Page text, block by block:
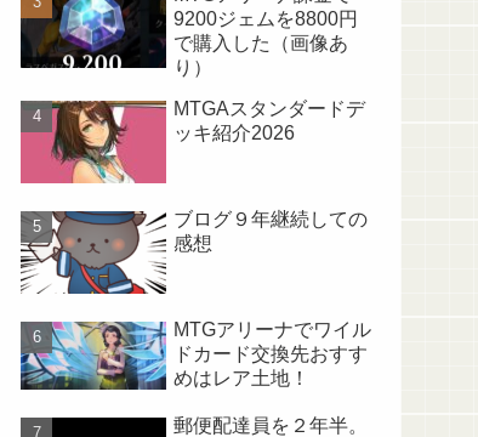
9200ジェムを8800円
で購入した（画像あ
り）
MTGAスタンダードデ
ッキ紹介2026
ブログ９年継続しての
感想
MTGアリーナでワイル
ドカード交換先おすす
めはレア土地！
郵便配達員を２年半。